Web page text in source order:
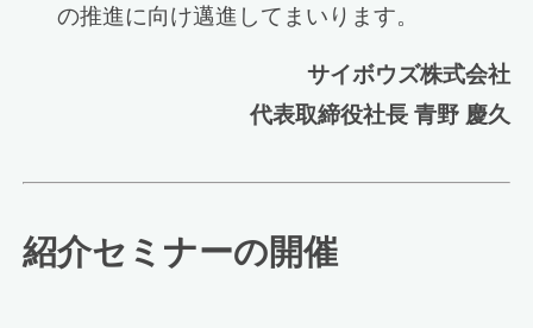
の推進に向け邁進してまいります。
サイボウズ株式会社
代表取締役社長 青野 慶久
紹介セミナーの開催